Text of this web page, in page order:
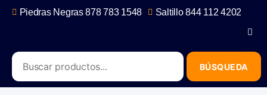
Piedras Negras 878 783 1548
Saltillo 844 112 4202